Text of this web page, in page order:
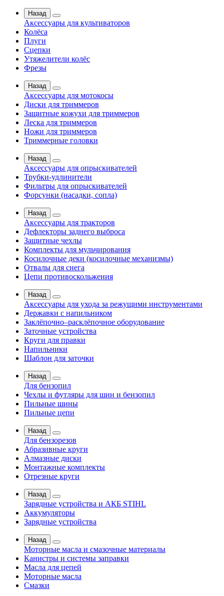
Назад
Аксессуары для культиваторов
Колёса
Плуги
Сцепки
Утяжелители колёс
Фрезы
Назад
Аксессуары для мотокосы
Диски для триммеров
Защитные кожухи для триммеров
Леска для триммеров
Ножи для триммеров
Триммерные головки
Назад
Аксессуары для опрыскивателей
Трубки-удлинители
Фильтры для опрыскивателей
Форсунки (насадки, сопла)
Назад
Аксессуары для тракторов
Дефлекторы заднего выброса
Защитные чехлы
Комплекты для мульчирования
Косилочные деки (косилочные механизмы)
Отвалы для снега
Цепи противоскольжения
Назад
Аксессуары для ухода за режущими инструментами
Державки с напильником
Заклёпочно–расклёпочное оборудование
Заточные устройства
Круги для правки
Напильники
Шаблон для заточки
Назад
Для бензопил
Чехлы и футляры для шин и бензопил
Пильные шины
Пильные цепи
Назад
Для бензорезов
Абразивные круги
Алмазные диски
Монтажные комплекты
Отрезные круги
Назад
Зарядные устройства и АКБ STIHL
Аккумуляторы
Зарядные устройства
Назад
Моторные масла и смазочные материалы
Канистры и системы заправки
Масла для цепей
Моторные масла
Смазки